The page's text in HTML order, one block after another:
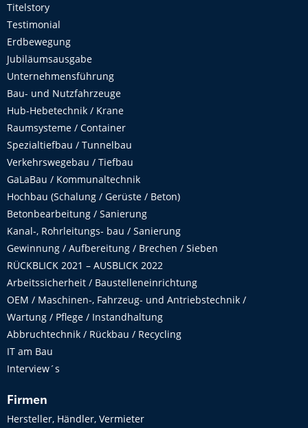
Titelstory
Testimonial
Erdbewegung
Jubiläumsausgabe
Unternehmensführung
Bau- und Nutzfahrzeuge
Hub-Hebetechnik / Krane
Raumsysteme / Container
Spezialtiefbau / Tunnelbau
Verkehrswegebau / Tiefbau
GaLaBau / Kommunaltechnik
Hochbau (Schalung / Gerüste / Beton)
Betonbearbeitung / Sanierung
Kanal-, Rohrleitungs- bau / Sanierung
Gewinnung / Aufbereitung / Brechen / Sieben
RÜCKBLICK 2021 – AUSBLICK 2022
Arbeitssicherheit / Baustelleneinrichtung
OEM / Maschinen-, Fahrzeug- und Antriebstechnik /
Wartung / Pflege / Instandhaltung
Abbruchtechnik / Rückbau / Recycling
IT am Bau
Interview´s
Firmen
Hersteller, Händler, Vermieter